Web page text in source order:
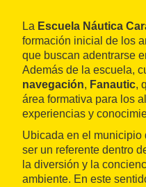
La Escuela Náutica
formación inicial de los
que buscan adentrarse
Además de la escuela,
navegación, Fanautic,
área formativa para los
experiencias y
Ubicada en el municipio
ser un referente dentro
la diversión y la
ambiente. En este